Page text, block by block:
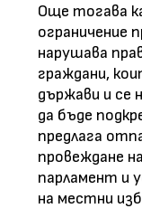
Още тогава
ограничение
нарушава
граждани,
държави и се
да бъде
предлага
провеждане
парламент и
на местни